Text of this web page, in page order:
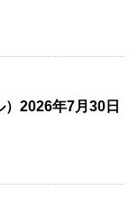
2026年7月30日